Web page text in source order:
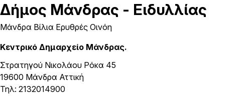
Δήμος Μάνδρας - Ειδυλλίας
Μάνδρα Βίλια Ερυθρές Οινόη
Κεντρικό Δημαρχείο Μάνδρας.
Στρατηγού Νικολάου Ρόκα 45
19600 Μάνδρα Αττική
Τηλ: 2132014900